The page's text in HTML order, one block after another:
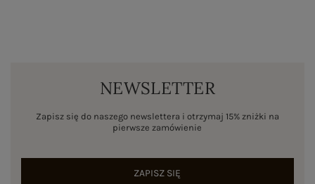
NEWSLETTER
Zapisz się do naszego newslettera i otrzymaj 15% zniżki na
pierwsze zamówienie
ZAPISZ SIĘ